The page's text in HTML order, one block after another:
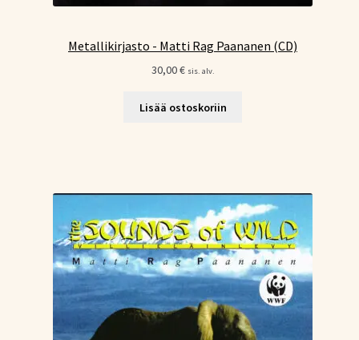
Metallikirjasto - Matti Rag Paananen (CD)
30,00€ sis. alv.
Lisää ostoskoriin